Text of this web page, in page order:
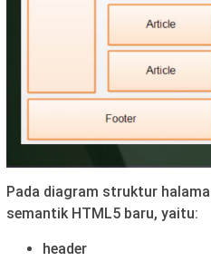
Pada diagram struktur
semantik HTML5 baru, yaitu:
header